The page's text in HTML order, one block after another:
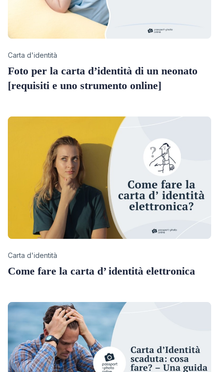
Category
Carta d'identità
Foto per la carta d’identità di un neonato
[requisiti e uno strumento online]
Category
Carta d'identità
Come fare la carta d’ identità elettronica